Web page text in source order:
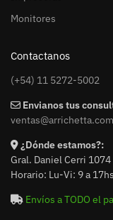
Monitores
Contactanos
(+54) 11 5272-5002
Envianos tus
ventas@arrichetta.com
¿Dónde estamos?:
Gral. Daniel Cerri 1074
Horario: Lu-Vi: 9 a 17hs
Envíos a TODO el